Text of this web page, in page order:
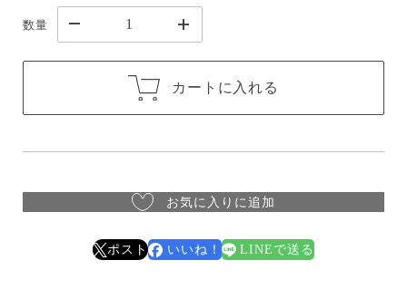
数量
カートに入れる
お気に入りに追加
ポスト いいね！ LINEで送る